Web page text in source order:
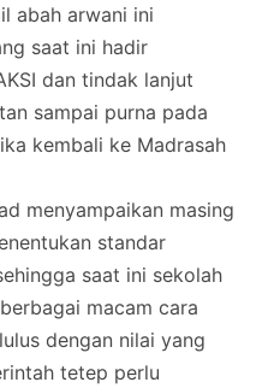
abah arwani ini
saat ini hadir
dan tindak lanjut
sampai purna pada
kembali ke Madrasah
menyampaikan masing
standar
saat ini sekolah
macam cara
dengan nilai yang
tetep perlu